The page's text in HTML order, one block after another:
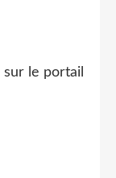
sur le portail